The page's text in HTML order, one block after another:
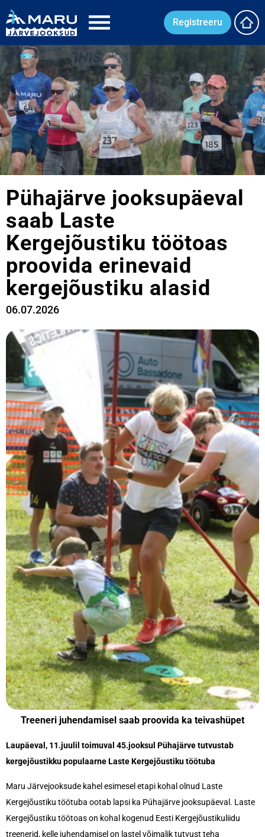
Registreeru
Pühajärve jooksupäeval
saab Laste
Kergejõustiku töötoas
proovida erinevaid
kergejõustiku alasid
06.07.2026
Treeneri juhendamisel saab proovida ka teivashüpet
Laupäeval, 11.juulil toimuval 45.jooksul Pühajärve tutvustab
kergejõustikku populaarne Laste Kergejõustiku töötuba
Maru Järvejooksude kahel esimesel etapi kohal olnud Laste
Kergejõustiku töötuba ootab lapsi ka Pühajärve jooksupäeval. L aste
Kergejõustiku töötoas on kohal kogenud Eesti Kergejõustikuliidu
treenerid, kelle juhendamisel on lastel võimalik tutvust teha